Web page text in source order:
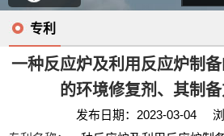
专利
一种反应炉及利用反应炉制
的环境修复剂、其制
发布日期：2023-03-04 浏